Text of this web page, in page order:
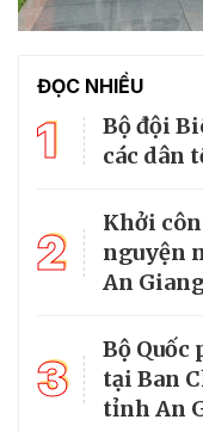
ĐỌC NHIỀU
1
Bộ đội
các dân
2
Khởi
nguyện
An
3
Bộ
tại Ban
tỉnh An